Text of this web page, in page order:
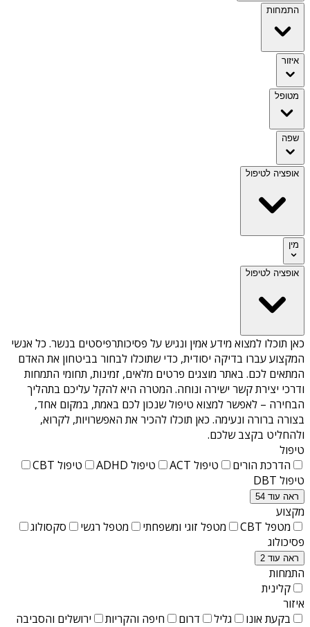
התמחות
איזור
מטופל
שפה
אופציה לטיפול
מין
אופציה לטיפול
כאן תוכלו למצוא מידע אמין ונגיש על פסיכותרפיסטים בנשר. כל אנשי
המקצוע עברו בדיקה יסודית, כדי שתוכלו לבחור בביטחון את האדם
המתאים לכם. באתר מוצגים פרטים מלאים, זמינות, תחומי התמחות
ודרכי יצירת קשר ישירה ונוחה. המטרה היא להקל עליכם בתהליך
הבחירה – לאפשר למצוא טיפול שנכון לכם באמת, במקום אחד,
בצורה ברורה ונעימה. כאן תוכלו להכיר את האפשרויות, לקרוא,
ולהחליט בקצב שלכם.
טיפול
הדרכת הורים
טיפול ACT טיפול ADHD
טיפול CBT
טיפול DBT
ראה עוד 54
מקצוע
מטפל CBT
מטפל זוגי ומשפחתי מטפל רגשי
סקסולוג
פסיכולוג
ראה עוד 2
התמחות
קלינית
איזור
בקעת אונו
גליל דרום חיפה והקריות ירושלים והסביבה